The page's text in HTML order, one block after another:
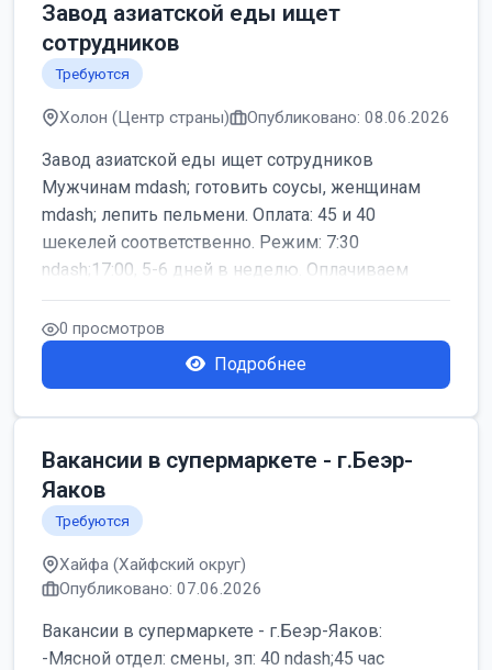
Завод азиатской еды ищет
сотрудников
Требуются
Холон (Центр страны) Опубликовано: 08.06.2026
Завод азиатской еды ищет сотрудников
Мужчинам mdash; готовить соусы, женщинам
mdash; лепить пельмени. Оплата: 45 и 40
шекелей соответственно. Режим: 7:30
ndash;17:00, 5-6 дней в неделю. Оплачиваем
дор...
0 просмотров
Подробнее
Вакансии в супермаркете - г.Беэр-
Яаков
Требуются
Хайфа (Хайфский округ)
Опубликовано: 07.06.2026
Вакансии в супермаркете - г.Беэр-Яаков:
-Мясной отдел: смены, зп: 40 ndash;45 час